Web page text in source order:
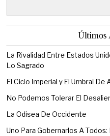
Últimos
La Rivalidad Entre Estados
Lo Sagrado
El Ciclo Imperial y El Umbral De
No Podemos Tolerar El
La Odisea De Occidente
Uno Para Gobernarlos A